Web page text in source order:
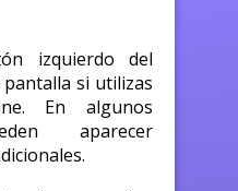
izquierdo del
si utilizas
En algunos
aparecer